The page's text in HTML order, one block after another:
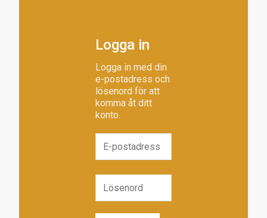
Logga in
Logga in med din
e-postadress och
lösenord för att
komma åt ditt
konto.